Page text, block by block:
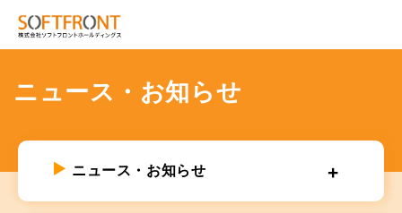
ニュース・お知らせ
ニュース・お知らせ